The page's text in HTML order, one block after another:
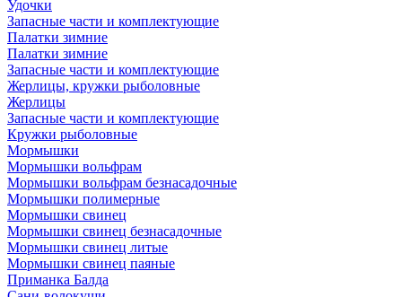
Удочки
Запасные части и комплектующие
Палатки зимние
Палатки зимние
Запасные части и комплектующие
Жерлицы, кружки рыболовные
Жерлицы
Запасные части и комплектующие
Кружки рыболовные
Мормышки
Мормышки вольфрам
Мормышки вольфрам безнасадочные
Мормышки полимерные
Мормышки свинец
Мормышки свинец безнасадочные
Мормышки свинец литые
Мормышки свинец паяные
Приманка Балда